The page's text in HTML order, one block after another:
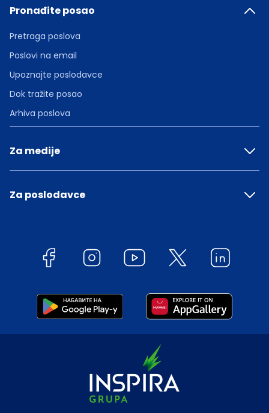
Pronađite posao
Pretraga poslova
Poslovi na email
Upoznajte poslodavce
Dok tražite posao
Arhiva poslova
Za medije
Za poslodavce